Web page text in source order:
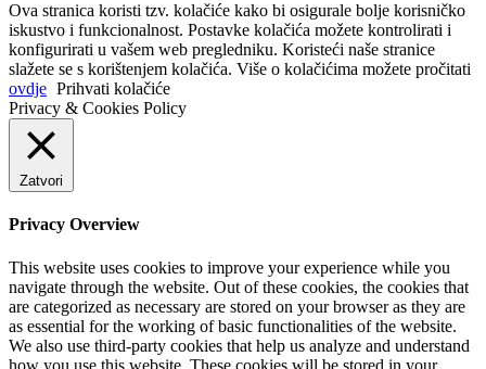
Ova stranica koristi tzv. kolačiće kako bi osigurale bolje korisničko
iskustvo i funkcionalnost. Postavke kolačića možete kontrolirati i
konfigurirati u vašem web pregledniku. Koristeći naše stranice
slažete se s korištenjem kolačića. Više o kolačićima možete pročitati
ovdje Prihvati kolačiće
Privacy & Cookies Policy
Zatvori
Privacy Overview
This website uses cookies to improve your experience while you
navigate through the website. Out of these cookies, the cookies that
are categorized as necessary are stored on your browser as they are
as essential for the working of basic functionalities of the website.
We also use third-party cookies that help us analyze and understand
how you use this website. These cookies will be stored in your